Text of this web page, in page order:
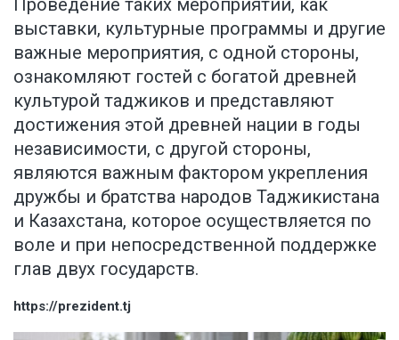
выставки, культурные программы и другие
важные мероприятия, с одной стороны,
ознакомляют гостей с богатой древней
культурой таджиков и представляют
достижения этой древней нации в годы
независимости, с другой стороны,
являются важным фактором укрепления
дружбы и братства народов Таджикистана
и Казахстана, которое осуществляется по
воле и при непосредственной поддержке
глав двух государств.
https://prezident.tj